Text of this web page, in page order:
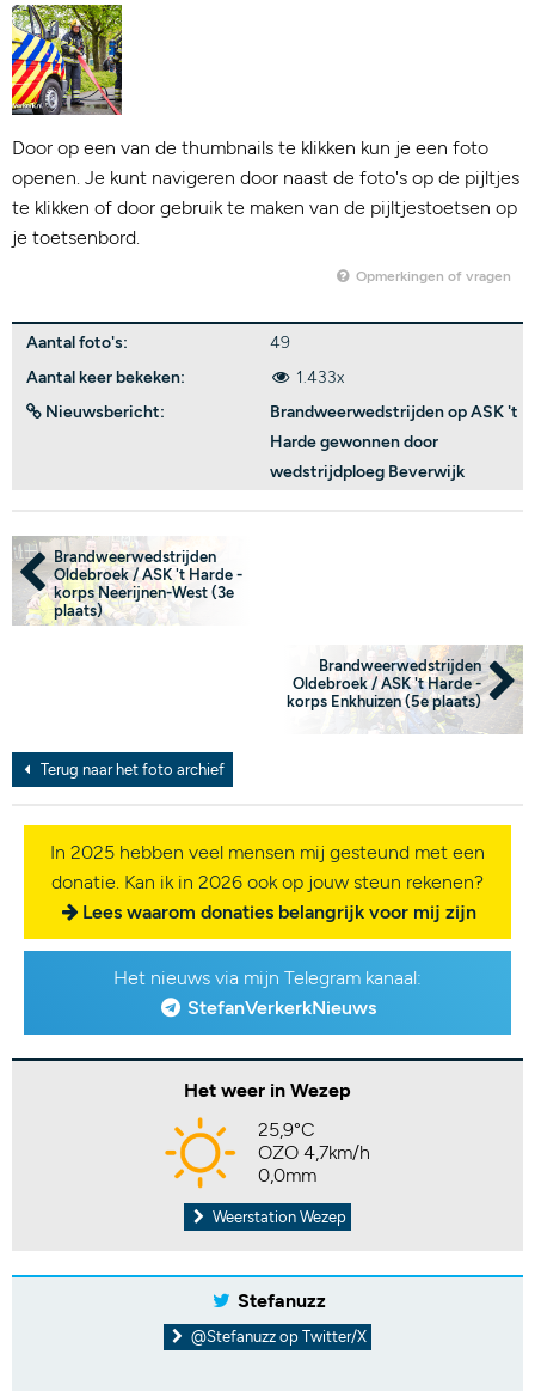
Door op een van de thumbnails te klikken kun je een foto
openen. Je kunt navigeren door naast de foto's op de pijltjes
te klikken of door gebruik te maken van de pijltjestoetsen op
je toetsenbord.
Opmerkingen of vragen
Aantal foto's:
49
Aantal keer bekeken:
1.433x
Nieuwsbericht:
Brandweerwedstrijden op ASK 't
Harde gewonnen door
wedstrijdploeg Beverwijk
Brandweerwedstrijden
Oldebroek / ASK 't Harde -
korps Neerijnen-West (3e
plaats)
Brandweerwedstrijden
Oldebroek / ASK 't Harde -
korps Enkhuizen (5e plaats)
Terug naar het foto archief
In 2025 hebben veel mensen mij gesteund met een
donatie. Kan ik in 2026 ook op jouw steun rekenen?
Lees waarom donaties belangrijk voor mij zijn
Het nieuws via mijn Telegram kanaal:
StefanVerkerkNieuws
Het weer in Wezep
25,9°C
OZO 4,7km/h
0,0mm
Weerstation Wezep
Stefanuzz
@Stefanuzz op Twitter/X